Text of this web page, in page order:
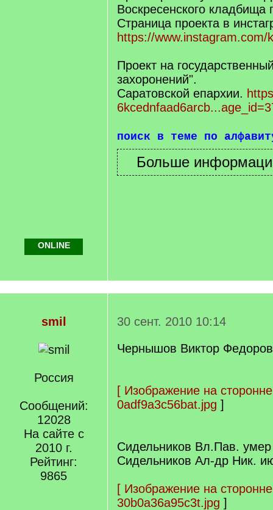
Воскресенского кладбища
Страница проекта в
https://www.instagram.com/
Проект на
захоронений".
Саратовской епархии.
поиск в теме по
ONLINE
smil
Россия
Сообщений:
12028
На сайте с
2010 г.
Рейтинг:
9865
30 сент. 2010 10:14
Чернышов Виктор
[ Изображение на
0adf9a3c56bat.jpg ]
Сидельников Вл.Пав.
Сидельников Ал-др Ник.
[ Изображение на
30b0a36a95c3t.jpg ]